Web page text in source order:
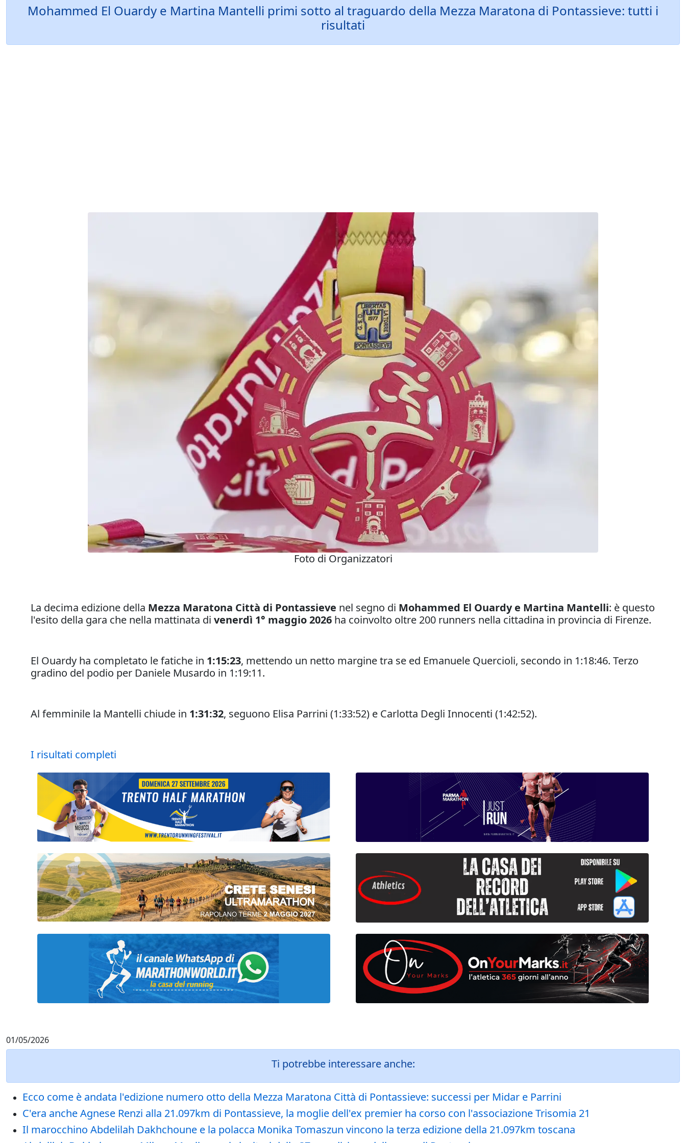
Mohammed El Ouardy e Martina Mantelli primi sotto al traguardo della Mezza Maratona di Pontassieve: tutti i
risultati
Foto di Organizzatori
La decima edizione della Mezza Maratona Città di Pontassieve nel segno di Mohammed El Ouardy e Martina Mantelli: è questo
l'esito della gara che nella mattinata di venerdì 1° maggio 2026 ha coinvolto oltre 200 runners nella cittadina in provincia di Firenze.
El Ouardy ha completato le fatiche in 1:15:23, mettendo un netto margine tra se ed Emanuele Quercioli, secondo in 1:18:46. Terzo
gradino del podio per Daniele Musardo in 1:19:11.
Al femminile la Mantelli chiude in 1:31:32, seguono Elisa Parrini (1:33:52) e Carlotta Degli Innocenti (1:42:52).
I risultati completi
01/05/2026
Ti potrebbe interessare anche:
Ecco come è andata l'edizione numero otto della Mezza Maratona Città di Pontassieve: successi per Midar e Parrini
C'era anche Agnese Renzi alla 21.097km di Pontassieve, la moglie dell'ex premier ha corso con l'associazione Trisomia 21
Il marocchino Abdelilah Dakhchoune e la polacca Monika Tomaszun vincono la terza edizione della 21.097km toscana